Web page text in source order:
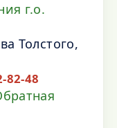
г.о.
Толстого,
82-48